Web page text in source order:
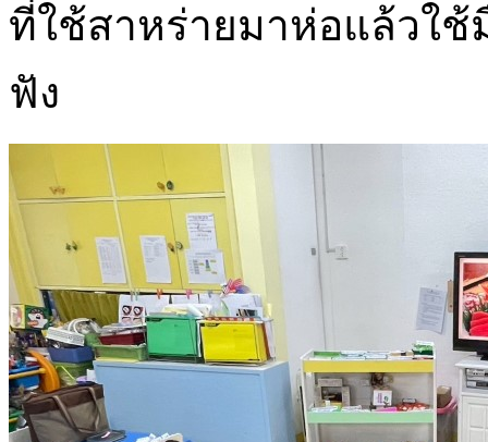
ที่ใช้สาหร่ายมาห่อแล้วใช้
ฟัง